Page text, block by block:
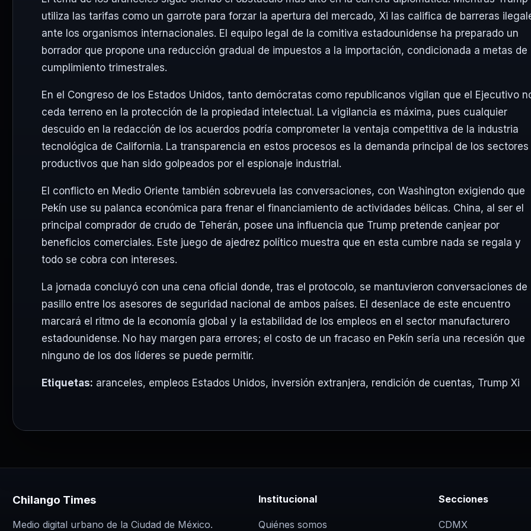
utiliza las tarifas como un garrote para forzar la apertura del mercado, Xi las califica de barreras
ante los organismos internacionales. El equipo legal de la comitiva estadounidense ha preparado un
borrador que propone una reducción gradual de impuestos a la importación, condicionada a metas de
cumplimiento trimestrales.
En el Congreso de los Estados Unidos, tanto demócratas como republicanos vigilan que el Ejecutivo
ceda terreno en la protección de la propiedad intelectual. La vigilancia es máxima, pues cualquier
descuido en la redacción de los acuerdos podría comprometer la ventaja competitiva de la industria
tecnológica de California. La transparencia en estos procesos es la demanda principal de los sectores
productivos que han sido golpeados por el espionaje industrial.
El conflicto en Medio Oriente también sobrevuela las conversaciones, con Washington exigiendo que
Pekín use su palanca económica para frenar el financiamiento de actividades bélicas. China, al ser el
principal comprador de crudo de Teherán, posee una influencia que Trump pretende canjear por
beneficios comerciales. Este juego de ajedrez político muestra que en esta cumbre nada se regala y
todo se cobra con intereses.
La jornada concluyó con una cena oficial donde, tras el protocolo, se mantuvieron conversaciones de
pasillo entre los asesores de seguridad nacional de ambos países. El desenlace de este encuentro
marcará el ritmo de la economía global y la estabilidad de los empleos en el sector manufacturero
estadounidense. No hay margen para errores; el costo de un fracaso en Pekín sería una recesión que
ninguno de los dos líderes se puede permitir.
Etiquetas: aranceles, empleos Estados Unidos, inversión extranjera, rendición de cuentas, Trump Xi
Chilango Times
Medio digital urbano de la Ciudad de México.
Institucional
Quiénes somos
Secciones
CDMX